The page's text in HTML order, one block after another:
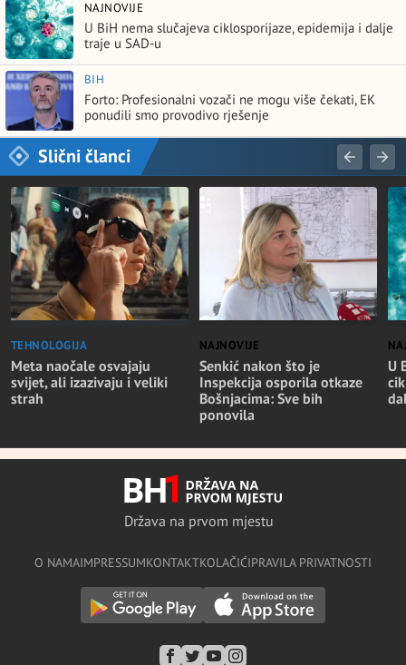
NAJNOVIJE
U BiH nema slučajeva ciklosporijaze, epidemija i dalje
traje u SAD-u
BIH
Forto: Profesionalni vozači ne mogu više čekati, EK
ponudili smo provodivo rješenje
Slični članci
TEHNOLOGIJA
Meta naočale osvajaju
svijet, ali izazivaju i veliki
strah
NAJNOVIJE
Senkić nakon što je
Inspekcija osporila otkaze
Bošnjacima: Sve bih
ponovila
U
Država na prvom mjestu
O NAMAIMPRESSUMKONTAKTKOLAČIĆIPRAVILA PRIVATNOSTI